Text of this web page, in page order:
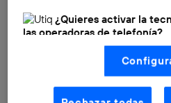
artificialdeGemini
de grandes cantidades de
formatos, como texto,
empezamos a
Gemini 2.5
supuso un
¿Quieres activar la
las operadoras de telefonía?
Nosotros, Telefónica S.A.,
realizar nuestras acciones de
(como se describe en este
basadas en tu navegación en
aquí (solo cuando